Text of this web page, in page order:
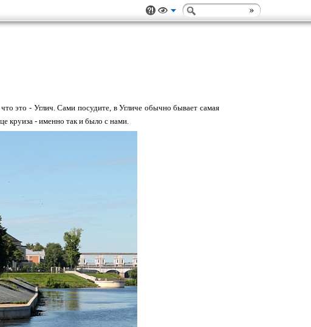
это - Углич. Сами посудите, в Угличе обычно бывает самая
круиза - именно так и было с нами.